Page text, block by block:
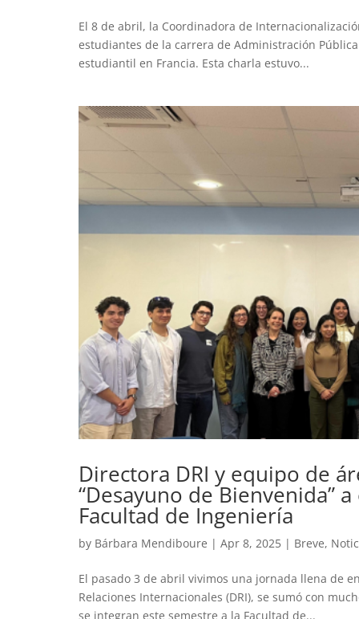
El 8 de abril, la Coordinadora de
estudiantes de la carrera de Administración
estudiantil en Francia. Esta charla estuvo...
Directora DRI y equipo de
“Desayuno de Bienvenida”
Facultad de Ingeniería
by Bárbara Mendiboure | Apr 8, 2025 | Breve,
El pasado 3 de abril vivimos una jornada llena de
Relaciones Internacionales (DRI), se sumó con
se integran este semestre a la Facultad de...